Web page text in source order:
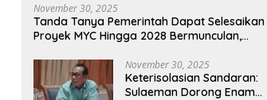
November 30, 2025
Tanda Tanya Pemerintah Dapat Selesaikan
Proyek MYC Hingga 2028 Bermunculan,
November 30, 2025
Keterisolasian Sandaran:
Sulaeman Dorong Enam